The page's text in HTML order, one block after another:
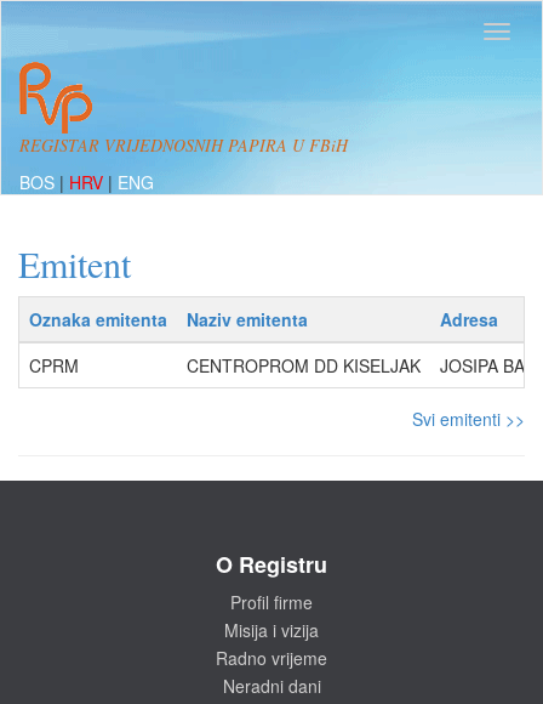
REGISTAR VRIJEDNOSNIH PAPIRA U FBiH
BOS | HRV | ENG
Emitent
Oznaka emitenta Naziv emitenta
Adresa
CPRM
CENTROPROM DD KISELJAK JOSIPA
Svi emitenti >>
O Registru
Profil firme
Misija i vizija
Radno vrijeme
Neradni dani